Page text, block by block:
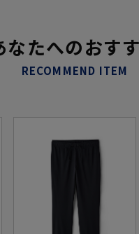
なたへのおす
RECOMMEND ITEM